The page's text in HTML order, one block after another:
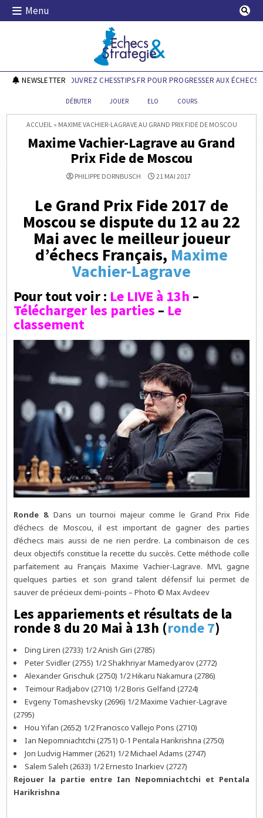
Skip
Menu
Echecs & Stratégie
NEWSLETTERDÉCOUVREZ CHESSTIPS.FR POUR PROGRESSER AUX ÉCHECS !
DÉBUTER JOUER ELO COURS
ACCUEIL» MAXIME VACHIER-LAGRAVE AU GRAND PRIX FIDE DE MOSCOU
Maxime Vachier-Lagrave au Grand
Prix Fide de Moscou
PHILIPPE DORNBUSCH 21 MAI 2017
Le Grand Prix Fide 2017 de
Moscou se dispute du 12 au 22
Mai avec le meilleur joueur
d’échecs Français, Maxime
Vachier-Lagrave
Pour tout voir : Le LIVE à 13h –
Télécharger les parties – Le
classement
Ronde 8. Dans un tournoi majeur comme le Grand Prix Fide
d’échecs de Moscou, il est important de gagner des parties
d’échecs mais aussi de ne rien perdre. La combinaison de ces
deux objectifs constitue la recette du succès. Cette méthode colle
parfaitement au Français Maxime Vachier-Lagrave. MVL gagne
quelques parties et son grand talent défensif lui permet de
sauver de précieux demi-points – Photo © Max Avdeev
Les appariements et résultats de la
ronde 8 du 20 Mai à 13h (ronde 7)
Ding Liren (2733) 1/2 Anish Giri (2785)
Peter Svidler (2755) 1/2 Shakhriyar Mamedyarov (2772)
Alexander Grischuk (2750) 1/2 Hikaru Nakamura (2786)
Teimour Radjabov (2710) 1/2 Boris Gelfand (2724)
Evgeny Tomashevsky (2696) 1/2 Maxime Vachier-Lagrave
(2795)
Hou Yifan (2652) 1/2 Francisco Vallejo Pons (2710)
Ian Nepomniachtchi (2751) 0-1 Pentala Harikrishna (2750)
Jon Ludvig Hammer (2621) 1/2 Michael Adams (2747)
Salem Saleh (2633) 1/2 Ernesto Inarkiev (2727)
Rejouer la partie entre Ian Nepomniachtchi et Pentala
Harikrishna